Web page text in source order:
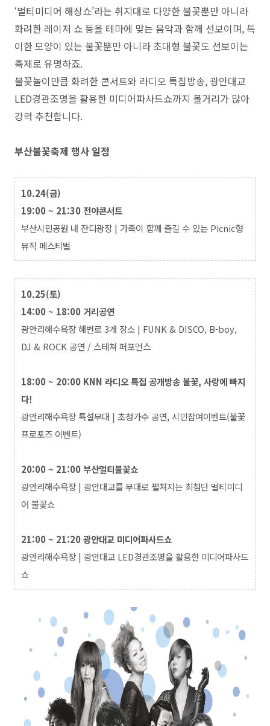
‘멀티미디어 해상쇼’라는 취지대로 다양한 불꽃뿐만 아니라
화려한 레이저 쇼 등을 테마에 맞는 음악과 함께 선보이며, 특
이한 모양이 있는 불꽃뿐만 아니라 초대형 불꽃도 선보이는
축제로 유명하죠.
불꽃놀이만큼 화려한 콘서트와 라디오 특집방송,광안대교
LED경관조명을 활용한 미디어파사드쇼까지 볼거리가 많아
강력 추천합니다.
부산불꽃축제 행사 일정
10.24(금)
19:00 ~ 21:30 전야콘서트
부산시민공원 내 잔디광장 | 가족이 함께 즐길 수 있는 Picnic형
뮤직 페스티벌
10.25(토)
14:00 ~ 18:00 거리공연
광안리해수욕장해변로 3개 장소 | FUNK & DISCO, B-boy,
DJ & ROCK 공연 / 스테쳐 퍼포먼스
18:00 ~ 20:00 KNN 라디오 특집 공개방송 불꽃, 사랑에 빠지
다!
광안리해수욕장 특설무대 | 초청가수 공연, 시민참여이벤트(불꽃
프로포즈 이벤트)
20:00 ~ 21:00 부산멀티불꽃쇼
광안리해수욕장 | 광안대교를 무대로 펼쳐지는 최첨단 멀티미디
어 불꽃쇼
21:00 ~ 21:20 광안대교 미디어파사드쇼
광안리해수욕장 | 광안대교 LED경관조명을 활용한 미디어파사드
쇼